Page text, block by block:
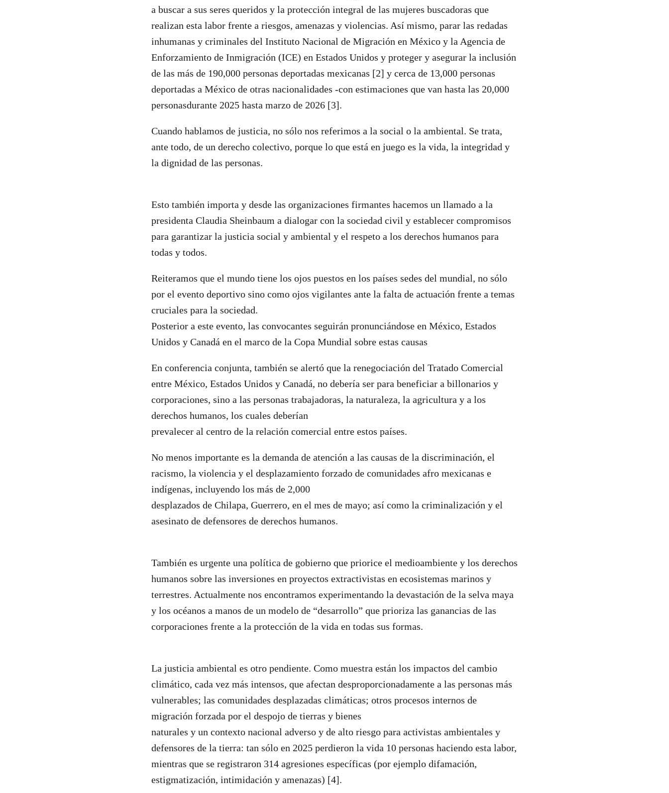
a buscar a sus seres queridos y la protección integral de las mujeres buscadoras que
realizan esta labor frente a riesgos, amenazas y violencias. Así mismo, parar las redadas
inhumanas y criminales del Instituto Nacional de Migración en México y la Agencia de
Enforzamiento de Inmigración (ICE) en Estados Unidos y proteger y asegurar la inclusión
de las más de 190,000 personas deportadas mexicanas [2] y cerca de 13,000 personas
deportadas a México de otras nacionalidades -con estimaciones que van hasta las 20,000
personasdurante 2025 hasta marzo de 2026 [3].
Cuando hablamos de justicia, no sólo nos referimos a la social o la ambiental. Se trata,
ante todo, de un derecho colectivo, porque lo que está en juego es la vida, la integridad y
la dignidad de las personas.
Esto también importa y desde las organizaciones firmantes hacemos un llamado a la
presidenta Claudia Sheinbaum a dialogar con la sociedad civil y establecer compromisos
para garantizar la justicia social y ambiental y el respeto a los derechos humanos para
todas y todos.
Reiteramos que el mundo tiene los ojos puestos en los países sedes del mundial, no sólo
por el evento deportivo sino como ojos vigilantes ante la falta de actuación frente a temas
cruciales para la sociedad.
Posterior a este evento, las convocantes seguirán pronunciándose en México, Estados
Unidos y Canadá en el marco de la Copa Mundial sobre estas causas
En conferencia conjunta, también se alertó que la renegociación del Tratado Comercial
entre México, Estados Unidos y Canadá, no debería ser para beneficiar a billonarios y
corporaciones, sino a las personas trabajadoras, la naturaleza, la agricultura y a los
derechos humanos, los cuales deberían
prevalecer al centro de la relación comercial entre estos países.
No menos importante es la demanda de atención a las causas de la discriminación, el
racismo, la violencia y el desplazamiento forzado de comunidades afro mexicanas e
indígenas, incluyendo los más de 2,000
desplazados de Chilapa, Guerrero, en el mes de mayo; así como la criminalización y el
asesinato de defensores de derechos humanos.
También es urgente una política de gobierno que priorice el medioambiente y los derechos
humanos sobre las inversiones en proyectos extractivistas en ecosistemas marinos y
terrestres. Actualmente nos encontramos experimentando la devastación de la selva maya
y los océanos a manos de un modelo de “desarrollo” que prioriza las ganancias de las
corporaciones frente a la protección de la vida en todas sus formas.
La justicia ambiental es otro pendiente. Como muestra están los impactos del cambio
climático, cada vez más intensos, que afectan desproporcionadamente a las personas más
vulnerables; las comunidades desplazadas climáticas; otros procesos internos de
migración forzada por el despojo de tierras y bienes
naturales y un contexto nacional adverso y de alto riesgo para activistas ambientales y
defensores de la tierra: tan sólo en 2025 perdieron la vida 10 personas haciendo esta labor,
mientras que se registraron 314 agresiones específicas (por ejemplo difamación,
estigmatización, intimidación y amenazas) [4].